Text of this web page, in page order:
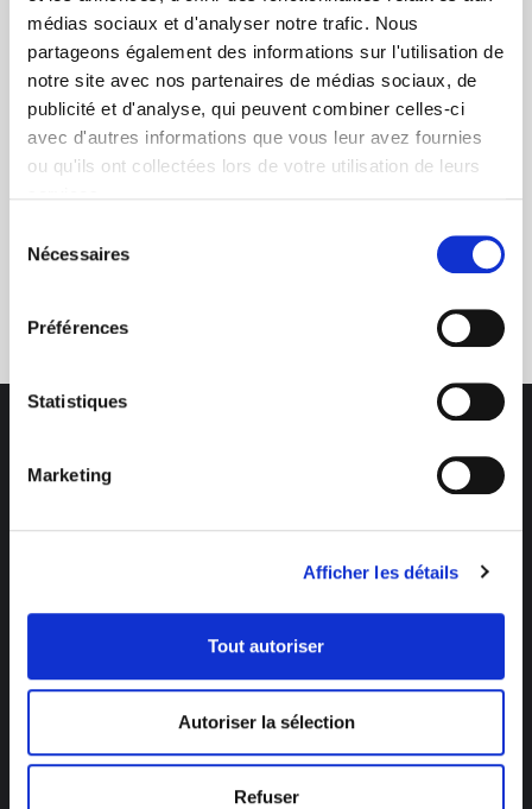
médias sociaux et d'analyser notre trafic. Nous
partageons également des informations sur l'utilisation de
notre site avec nos partenaires de médias sociaux, de
publicité et d'analyse, qui peuvent combiner celles-ci
avec d'autres informations que vous leur avez fournies
ou qu'ils ont collectées lors de votre utilisation de leurs
Nécessaires
Préférences
Statistiques
Marketing
Afficher les détails
Tout autoriser
Autoriser la sélection
Refuser
+ de 10 ans d'expertise
dans le photovoltaïque
Des professionnels à votre écoute
Ouvert du lundi au vendredi
de 8h à 12h et de 14h à 17h
Catégories
Eclairage Solaire